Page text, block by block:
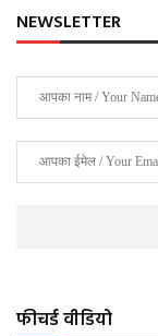
NEWSLETTER
फीचर्ड वीडियो